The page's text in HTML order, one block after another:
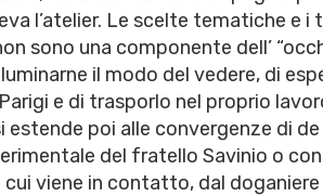
l’atelier. Le scelte tematiche e
sono una componente dell’
il modo del vedere, di
e di trasporlo nel proprio
estende poi alle convergenze di
del fratello Savinio o
viene in contatto, dal doganiere